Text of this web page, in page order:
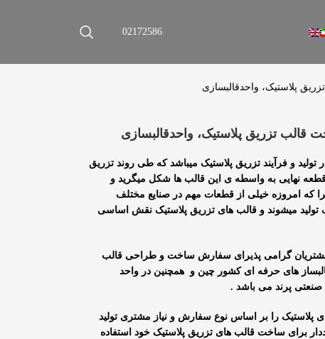
02172586
پلاستیک، واحدقالبسازی
قالب تزریق پلاستیک، واحدقالبسازی
و فرآیند تزریق پلاستیک میباشد که طی روند تزریق
نهایی به واسطه ی این قالب ها شکل میگرید و
که امروزه خیلی از قطعات مهم در صنایع مختلف
میشوند و قالب های تزریق پلاستیک نقش اساسی
مشتریان گرامی پذیرای سفارش ساخت و طراحی قالب
های حرفه ای کشور چین و همچنین در واحد
پرند می باشد .
پلاستیک را بر اساس نوع سفارش و نیاز مشتری تولید
برای ساخت قالب های تزریق پلاستیک خود استفاده